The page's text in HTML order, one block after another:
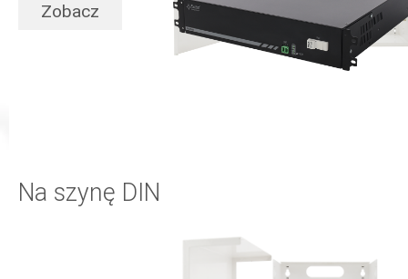
Zobacz
Na szynę DIN